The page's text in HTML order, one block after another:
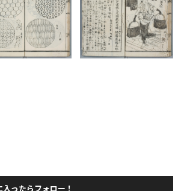
ったらフォロー！